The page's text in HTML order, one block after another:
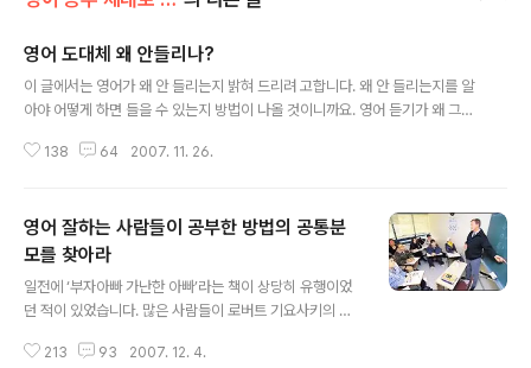
영어 도대체 왜 안들리나?
이 글에서는 영어가 왜 안 들리는지 밝혀 드리려 고합니다. 왜 안 들리는지를 알
아야 어떻게 하면 들을 수 있는지 방법이 나올 것이니까요. 영어 듣기가 왜 그렇
에게 영어듣기는 어찌 보면 난공불락의 요새인가 봅니다. 영어를 꽤 잘 구사하
면 좋겠다는 생각을 했습니다. 어느 책에서 보니 영어를 2-3천 시간정도 들어
야 귀가 열린다는 말을 본 기억이 있고 정말 오랫동안 외국어 부문 베스트셀러
였던 영어공부 절대로 하지마라에 보면 귀가 열리기 위해서 영어 테이프를 하나
구해서 30번 정도(?..
138 64 2007. 11. 26.
영어 잘하는 사람들이 공부한 방법의 공통분
모를 찾아라
일전에 ‘부자아빠 가난한 아빠’라는 책이 상당히 유행이었
던 적이 있었습니다. 많은 사람들이 로버트 기요사키의 돈
많은 사람을 투자라는 것을 생각하게 만들어 주었습니다.
213 93 2007. 12. 4.